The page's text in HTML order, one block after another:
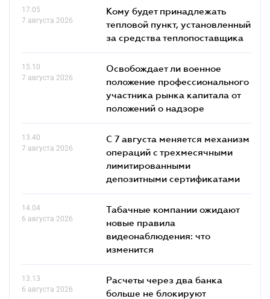
17.05
7 августа 2026
Кому будет принадлежать
тепловой пункт, установленный
за средства теплопоставщика
15.10
7 августа 2026
Освобождает ли военное
положение профессионального
участника рынка капитала от
положений о надзоре
13.40
7 августа 2026
С 7 августа меняется механизм
операций с трехмесячными
лимитированными
депозитными сертификатами
14.04
6 августа 2026
Табачные компании ожидают
новые правила
видеонаблюдения: что
изменится
13.13
6 августа 2026
Расчеты через два банка
больше не блокируют